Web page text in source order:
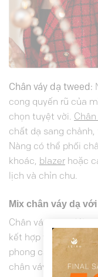
Chân váy dạ tweed:
cong quyến rũ của
chọn tuyệt vời.
chất dạ sang
Nàng có thể phối
khoác, blazer hoặc
lịch và chỉn chu.
Mix chân váy dạ
Chân váy tweed là
kết hợp với nhiều
phong cách khác
chân váy tweed với